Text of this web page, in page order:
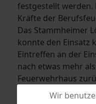
festgestellt werden.
Kräfte der
Das Stammheimer
konnte den Einsatz
Eintreffen an der
nach etwas mehr
Feuerwehrhaus
Wir